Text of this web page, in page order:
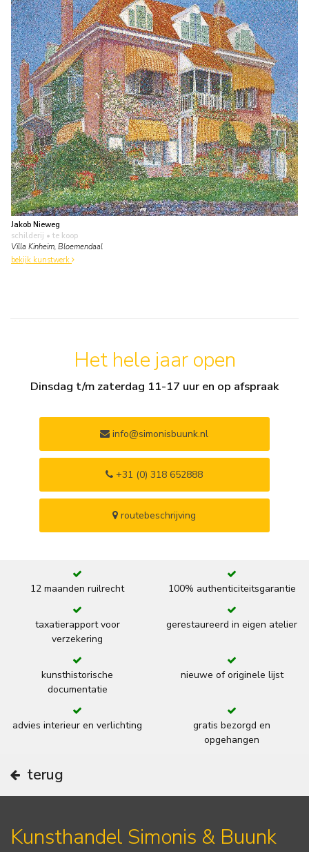
Jakob Nieweg
schilderij • te koop
Villa Kinheim, Bloemendaal
bekijk kunstwerk
Het hele jaar open
Dinsdag t/m zaterdag 11-17 uur en op afspraak
info@simonisbuunk.nl
+31 (0) 318 652888
routebeschrijving
12 maanden ruilrecht 100% authenticiteitsgarantie
taxatierapport voor
verzekering
gerestaureerd in eigen atelier
kunsthistorische
documentatie
nieuwe of originele lijst
advies interieur en verlichting
gratis bezorgd en
opgehangen
terug
Kunsthandel Simonis & Buunk